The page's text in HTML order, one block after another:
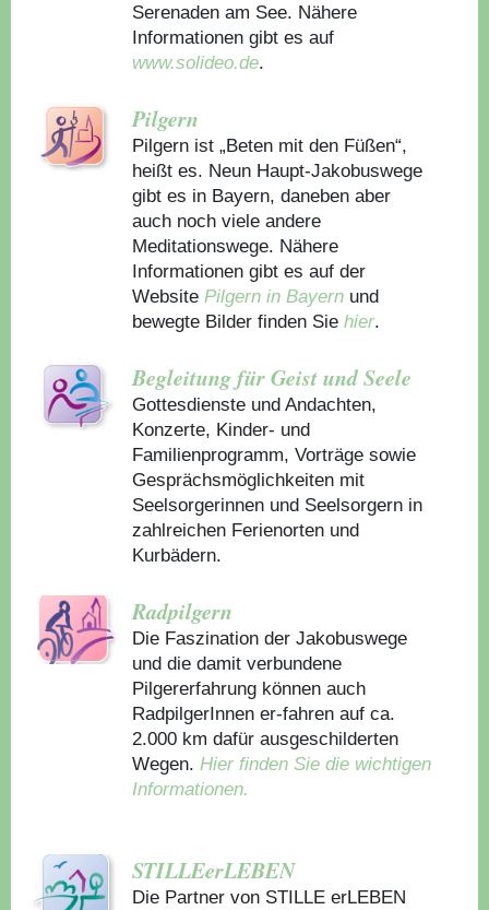
Serenaden am See. Nähere
Informationen gibt es auf
www.solideo.de.
Pilgern
Pilgern ist „Beten mit den Füßen“,
heißt es. Neun Haupt-Jakobuswege
gibt es in Bayern, daneben aber
auch noch viele andere
Meditationswege. Nähere
Informationen gibt es auf der
WebsitePilgern in Bayern und
bewegte Bilder finden Sie hier.
Begleitung für Geist und Seele
Gottesdienste und Andachten,
Konzerte, Kinder- und
Familienprogramm, Vorträge sowie
Gesprächsmöglichkeiten mit
Seelsorgerinnen und Seelsorgern in
zahlreichen Ferienorten und
Kurbädern.
Radpilgern
Die Faszination der Jakobuswege
und die damit verbundene
Pilgererfahrung können auch
RadpilgerInnen er-fahren auf ca.
2.000 km dafür ausgeschilderten
Wegen.Hier finden Sie die wichtigen
Informationen.
STILLEerLEBEN
Die Partner von STILLE erLEBEN